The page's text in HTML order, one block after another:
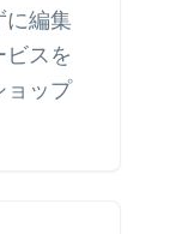
に編集
ビスを
ョップ